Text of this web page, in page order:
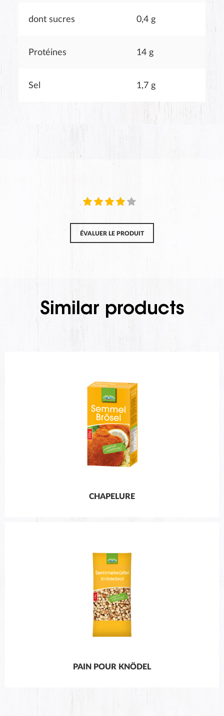
dont sucres 0,4 g
Protéines 14 g
Sel 1,7 g
ÉVALUER LE PRODUIT
Similar products
CHAPELURE
PAIN POUR KNÖDEL